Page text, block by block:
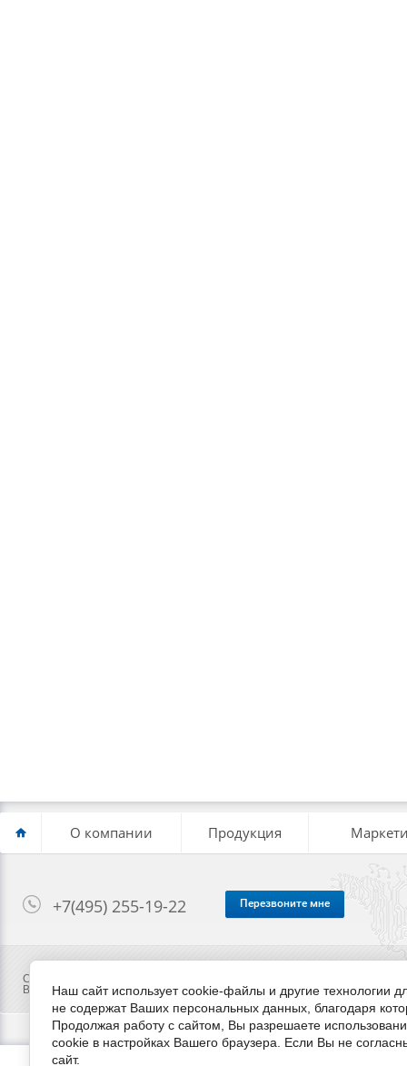
О компании Продукция
+7(495) 255-19-22 Перезвоните мне
Copyright © 2014 - 2026
Вся предоставленная на сайте информация ни при каких условиях не
Наш сайт использует cookie-файлы и другие
не содержат Ваших персональных данных, благодаря
Продолжая работу с сайтом, Вы разрешаете
cookie в настройках Вашего браузера. Если Вы не
сайт.